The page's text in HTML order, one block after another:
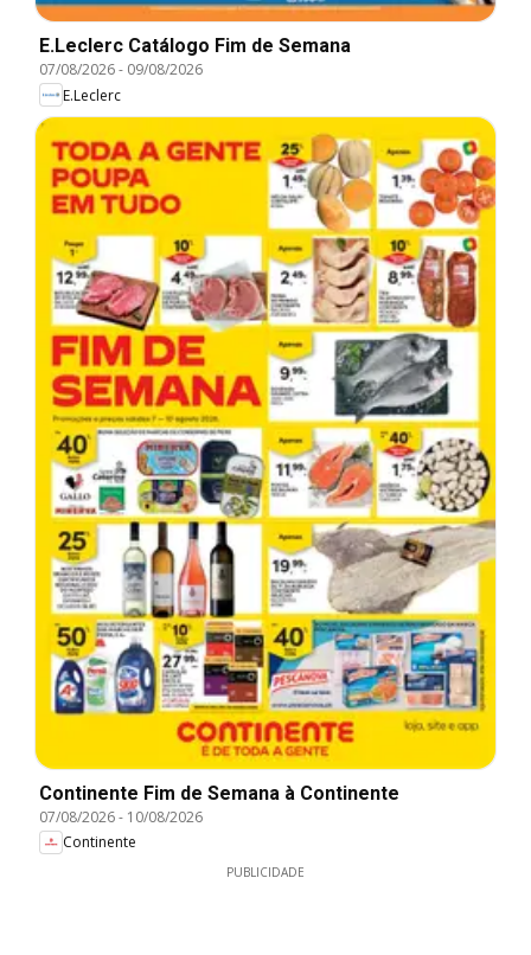
E.Leclerc Catálogo Fim de Semana
07/08/2026- 09/08/2026
E.Leclerc
Continente Fim de Semana à Continente
07/08/2026- 10/08/2026
Continente
PUBLICIDADE